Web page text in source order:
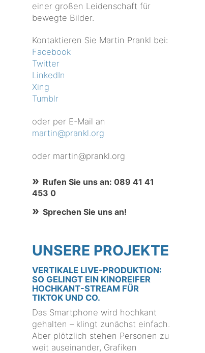
einer großen Leidenschaft für
bewegte Bilder.
Kontaktieren Sie Martin Prankl bei:
Facebook
Twitter
LinkedIn
Xing
Tumblr
oder per E-Mail an
martin@prankl.org
oder martin@prankl.org
Rufen Sie uns an: 089 41 41
453 0
Sprechen Sie uns an!
UNSERE PROJEKTE
VERTIKALE LIVE-PRODUKTION:
SO GELINGT EIN KINOREIFER
HOCHKANT-STREAM FÜR
TIKTOK UND CO.
Das Smartphone wird hochkant
gehalten – klingt zunächst einfach.
Aber plötzlich stehen Personen zu
weit auseinander, Grafiken